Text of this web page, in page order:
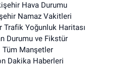
Hava Durumu
Namaz Vakitleri
Trafik Yoğunluk Haritası
Durumu ve Fikstür
Tüm Manşetler
Dakika Haberleri